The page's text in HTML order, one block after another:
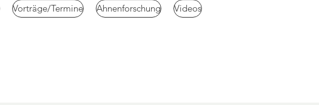
Vorträge/Termine Ahnenforschung Videos